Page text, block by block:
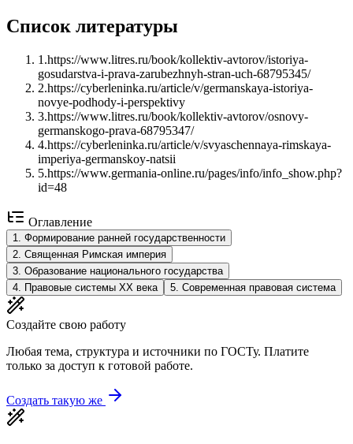
Список литературы
1 .https://www.litres.ru/book/kollektiv-avtorov/istoriya-
gosudarstva-i-prava-zarubezhnyh-stran-uch-68795345/
2.https://cyberleninka.ru/article/v/germanskaya-istoriya-
novye-podhody-i-perspektivy
3.https://www.litres.ru/book/kollektiv-avtorov/osnovy-
germanskogo-prava-68795347/
4.https://cyberleninka.ru/article/v/svyaschennaya-rimskaya-
imperiya-germanskoy-natsii
5.https://www.germania-online.ru/pages/info/info_show.php?
id=48
Оглавление
1
Формирование ранней государственности
2 Священная Римская империя
3 Образование национального государства
4
Правовые системы XX века 5 Современная правовая система
Создайте свою работу
Любая тема, структура и источники по ГОСТу. Платите
только за доступ к готовой работе.
Создать такую же